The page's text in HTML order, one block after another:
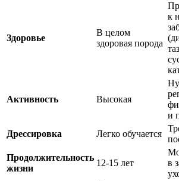
Здоровье
В целом
здоровая порода
к
Активность Высокая
и
Дрессировка
Легко обучается
Продолжительность
жизни
12-15 лет
в